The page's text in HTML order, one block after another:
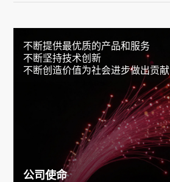
不断提供最优质的产品和服务
不断坚持技术创新
不断创造价值为社会进步做出贡献
公司使命